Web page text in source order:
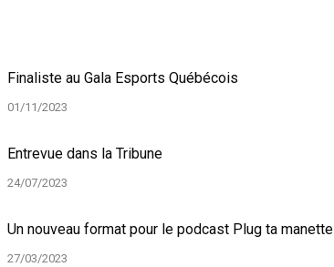
Finaliste au Gala Esports Québécois
01/11/2023
Entrevue dans la Tribune
24/07/2023
Un nouveau format pour le podcast Plug ta manette
27/03/2023